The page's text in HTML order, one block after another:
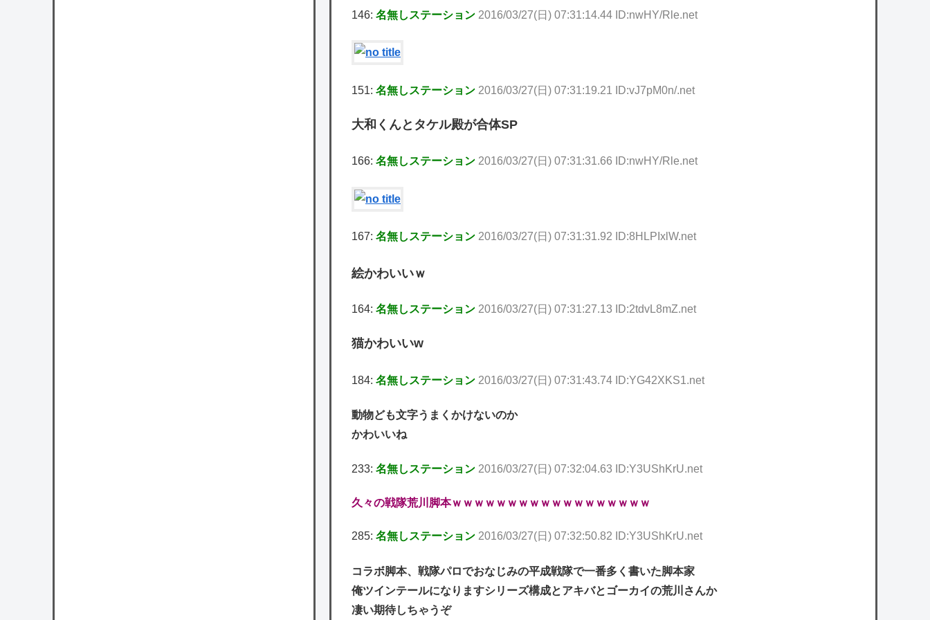
146: 名無しステーション 2016/03/27(日) 07:31:14.44 ID:nwHY/Rle.net
151: 名無しステーション 2016/03/27(日) 07:31:19.21 ID:vJ7pM0n/.net
大和くんとタケル殿が合体SP
166: 名無しステーション 2016/03/27(日) 07:31:31.66 ID:nwHY/Rle.net
167: 名無しステーション 2016/03/27(日) 07:31:31.92 ID:8HLPIxlW.net
絵かわいいｗ
164: 名無しステーション 2016/03/27(日) 07:31:27.13 ID:2tdvL8mZ.net
猫かわいいw
184: 名無しステーション 2016/03/27(日) 07:31:43.74 ID:YG42XKS1.net
動物ども文字うまくかけないのか
かわいいね
233: 名無しステーション 2016/03/27(日) 07:32:04.63 ID:Y3UShKrU.net
久々の戦隊荒川脚本ｗｗｗｗｗｗｗｗｗｗｗｗｗｗｗｗｗｗ
285: 名無しステーション 2016/03/27(日) 07:32:50.82 ID:Y3UShKrU.net
コラボ脚本、戦隊パロでおなじみの平成戦隊で一番多く書いた脚本家
俺ツインテールになりますシリーズ構成とアキバとゴーカイの荒川さんか
凄い期待しちゃうぞ